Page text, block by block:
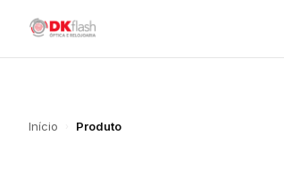
Início Produto